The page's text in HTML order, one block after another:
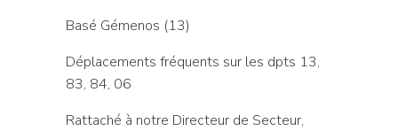
Basé Gémenos (13)
Déplacements fréquents sur les dpts 13,
83, 84, 06
Rattaché à notre Directeur de Secteur,